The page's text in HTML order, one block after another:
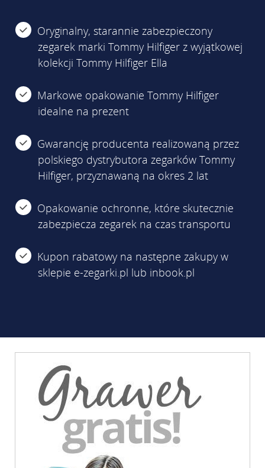
Oryginalny, starannie zabezpieczony
zegarek marki Tommy Hilfiger z wyjątkowej
kolekcji Tommy Hilfiger Ella
Markowe opakowanie Tommy Hilfiger
idealne na prezent
Gwarancję producenta realizowaną przez
polskiego dystrybutora zegarków Tommy
Hilfiger, przyznawaną na okres 2 lat
Opakowanie ochronne, które skutecznie
zabezpiecza zegarek na czas transportu
Kupon rabatowy na następne zakupy w
sklepie e-zegarki.pl lub inbook.pl